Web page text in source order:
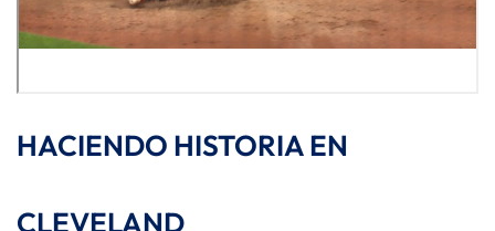
HACIENDO HISTORIA EN
CLEVELAND